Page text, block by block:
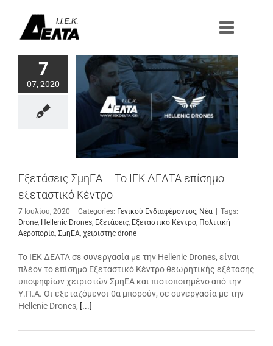
περιεχόμενο
7
07, 2020
Εξετάσεις ΣμηΕΑ – To ΙΕΚ ΔΕΛΤΑ επίσημο
εξεταστικό Κέντρο
7 Ιουλίου, 2020 | Categories: Γενικού Ενδιαφέροντος Νέα | Tags:
Drone Hellenic Drones Εξετάσεις Εξεταστικό Κέντρο Πολιτική
Αεροπορία ΣμηΕΑ χειριστής drone
To ΙΕΚ ΔΕΛΤΑ σε συνεργασία με την Hellenic Drones, είναι
πλέον το επίσημο Εξεταστικό Κέντρο θεωρητικής εξέτασης
υποψηφίων χειριστών ΣμηΕΑ και πιστοποιημένο από την
Υ.Π.Α. Οι εξεταζόμενοι θα μπορούν, σε συνεργασία με την
Hellenic Drones, [...]